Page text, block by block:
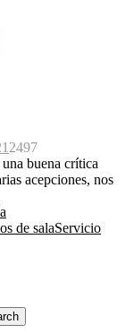
2497
buena crítica
acepciones, nos
de salaServicio